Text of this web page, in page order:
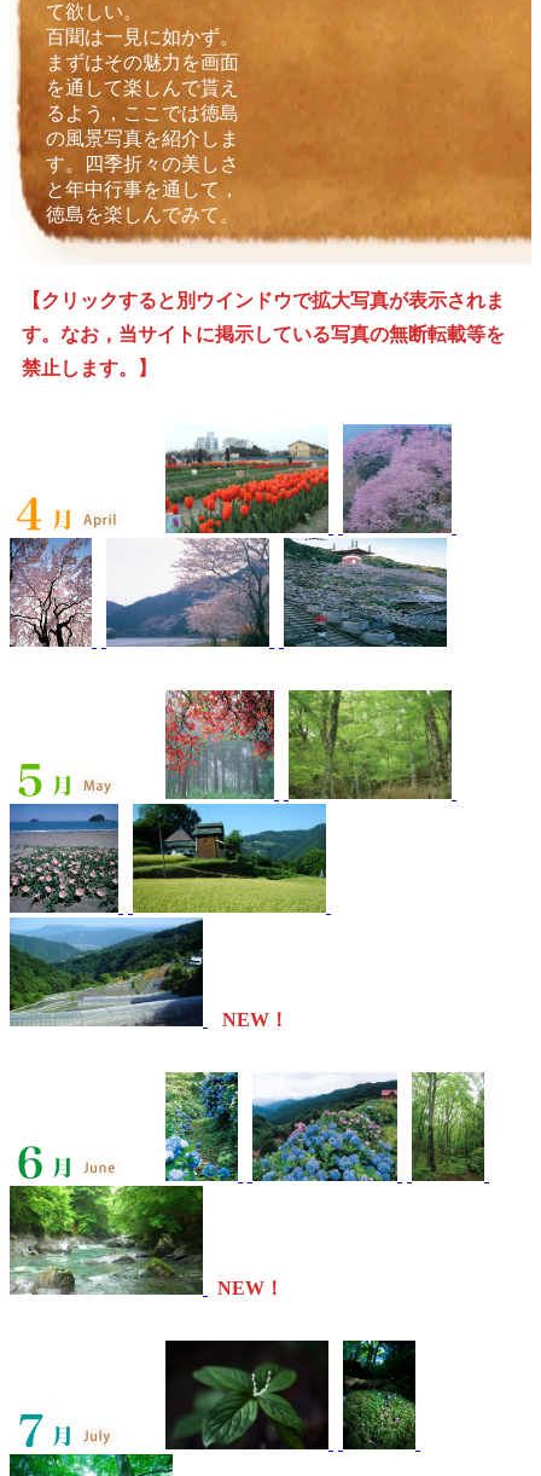
て欲しい。
百聞は一見に如かず。
まずはその魅力を画面
を通して楽しんで貰え
るよう，ここでは徳島
の風景写真を紹介しま
す。四季折々の美しさ
と年中行事を通して，
徳島を楽しんでみて。
【クリックすると別ウインドウで拡大写真が表示されま
す。なお，当サイトに掲示している写真の無断転載等を
禁止します。】
NEW！
NEW！